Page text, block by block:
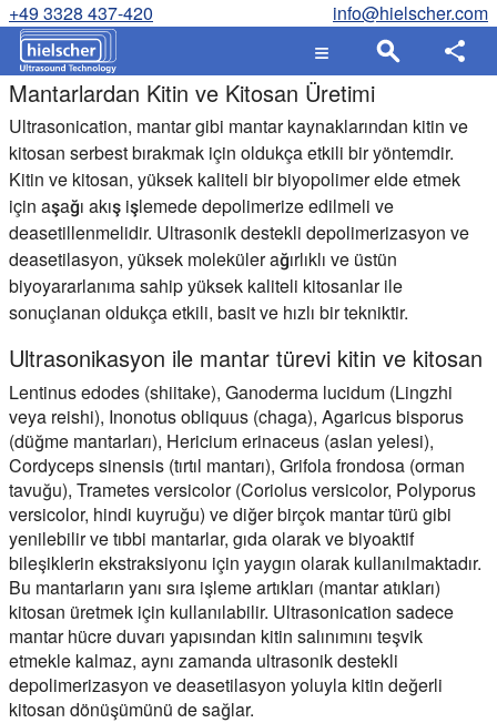
+49 3328 437-420 info@hielscher.com
Mantarlardan Kitin ve Kitosan Üretimi
Ultrasonication, mantar gibi mantar kaynaklarından kitin ve
kitosan serbest bırakmak için oldukça etkili bir yöntemdir.
Kitin ve kitosan, yüksek kaliteli bir biyopolimer elde etmek
için aşağı akış işlemede depolimerize edilmeli ve
deasetillenmelidir. Ultrasonik destekli depolimerizasyon ve
deasetilasyon, yüksek moleküler ağırlıklı ve üstün
biyoyararlanıma sahip yüksek kaliteli kitosanlar ile
sonuçlanan oldukça etkili, basit ve hızlı bir tekniktir.
Ultrasonikasyon ile mantar türevi kitin ve kitosan
Lentinus edodes (shiitake), Ganoderma lucidum (Lingzhi
veya reishi), Inonotus obliquus (chaga), Agaricus bisporus
(düğme mantarları), Hericium erinaceus (aslan yelesi),
Cordyceps sinensis (tırtıl mantarı), Grifola frondosa (orman
tavuğu), Trametes versicolor (Coriolus versicolor, Polyporus
versicolor, hindi kuyruğu) ve diğer birçok mantar türü gibi
yenilebilir ve tıbbi mantarlar, gıda olarak ve biyoaktif
bileşiklerin ekstraksiyonu için yaygın olarak kullanılmaktadır.
Bu mantarların yanı sıra işleme artıkları (mantar atıkları)
kitosan üretmek için kullanılabilir. Ultrasonication sadece
mantar hücre duvarı yapısından kitin salınımını teşvik
etmekle kalmaz, aynı zamanda ultrasonik destekli
depolimerizasyon ve deasetilasyon yoluyla kitin değerli
kitosan dönüşümünü de sağlar.